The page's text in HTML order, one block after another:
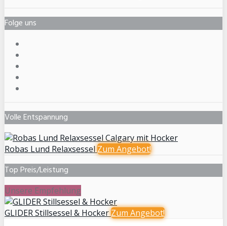
Folge uns
Volle Entspannung
Robas Lund RelaxsesselZum Angebot!
Top Preis/Leistung
Unsere Empfehlung
GLIDER Stillsessel & HockerZum Angebot!